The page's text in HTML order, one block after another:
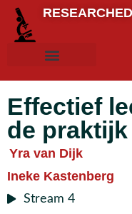
Effectief
de praktijk
Yra van Dijk
Ineke Kastenberg
Stream 4